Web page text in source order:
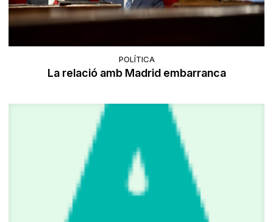
POLÍTICA
La relació amb Madrid embarranca